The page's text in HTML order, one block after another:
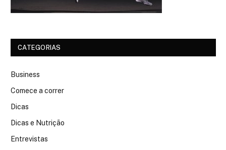
CATEGORIAS
Business
Comece a correr
Dicas
Dicas e Nutrição
Entrevistas